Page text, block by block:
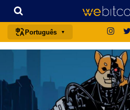
Português
español
français